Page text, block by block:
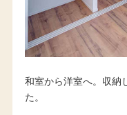
和室から洋室へ。収納
た。